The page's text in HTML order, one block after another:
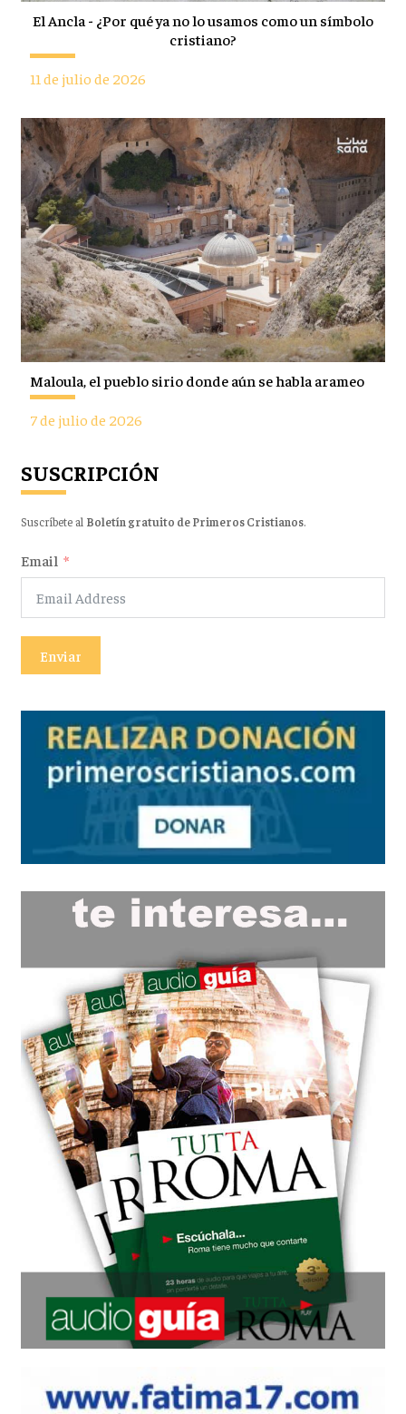
El Ancla - ¿Por qué ya no lo usamos como un símbolo
cristiano?
11 de julio de 2026
Maloula, el pueblo sirio donde aún se habla arameo
7 de julio de 2026
SUSCRIPCIÓN
Suscríbete al Boletín gratuito de Primeros Cristianos.
Email
Enviar